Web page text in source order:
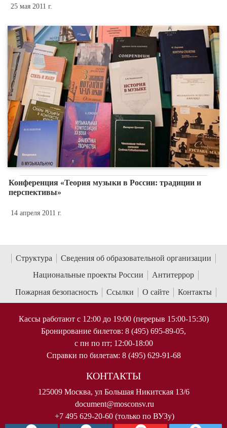
25 мая 2011 г.
Конференция «Теория музыки в России: традиции и
перспективы»
14 апреля 2011 г.
Структура
Сведения об образовательной организации
Национальные проекты России
Антитеррор
Пожарная безопасность
Ссылки О сайте Контакты
Кассы работают с 12:00 до 19:00 (перерыв 15:00-15:30)
Бронирование билетов: 8 (495) 695-89-05,
с пн по пт; 12:00-18:00
Справки по билетам: 8 (495) 629-91-68
КОНТАКТЫ
125009 Москва, ул Большая Никитская 13/6
document@mosconsv.ru
+7 495 629-20-60 (только по ВУЗу)